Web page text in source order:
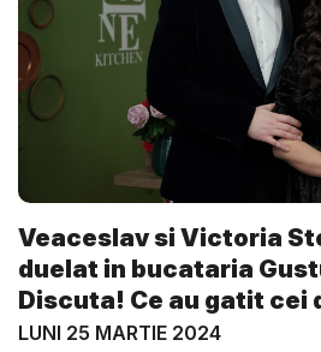
Veaceslav si Victoria
duelat in bucataria
Discuta! Ce au gatit cei
LUNI 25 MARTIE 2024